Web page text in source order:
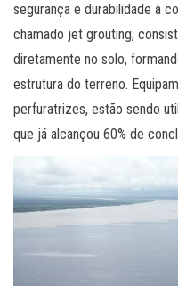
segurança e durabilidade à
chamado jet grouting,
diretamente no solo,
estrutura do terreno.
perfuratrizes, estão sendo
que já alcançou 60% de